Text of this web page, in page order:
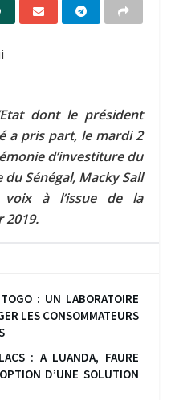
dont le président
a pris part, le mardi 2
d’investiture du
Sénégal, Macky Sall
voix à l’issue de la
2019.
: UN LABORATOIRE
LES CONSOMMATEURS
: A LUANDA, FAURE
D’UNE SOLUTION